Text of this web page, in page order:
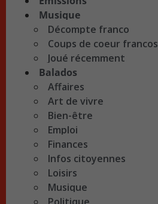
Musique
Décompte franco
Coups de coeur francos
Joué récemment
Balados
Affaires
Art de vivre
Bien-être
Emploi
Finances
Infos citoyennes
Loisirs
Musique